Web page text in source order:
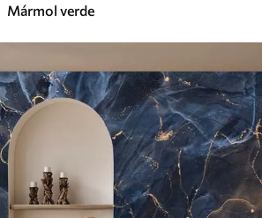
Mármol verde